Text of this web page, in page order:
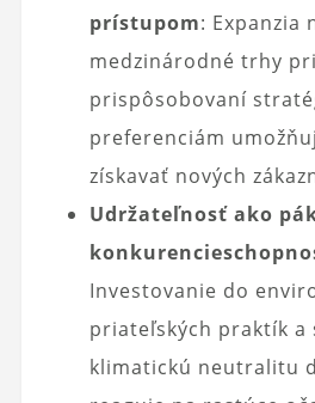
prístupom: Expanzia
medzinárodné trhy
prispôsobovaní
preferenciám
získavať nových
Udržateľnosť ako
Investovanie do
priateľských praktík a
klimatickú neutralitu